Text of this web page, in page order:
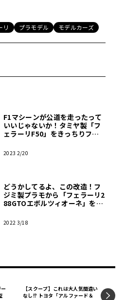
もの。その言葉通り、F50の車
ものだった。
～1992年のフェラーリF1のも
ジン（ティーポF130A）は、65°
）へと拡大したもので、最高出
る。これに組み合わされる変速
とミッション、そしてデフが一
結されるという基本構造が、ま
所以である。
コンポジット製で、前方にはラ
ューブラーサブフレームを配
は前後ともダブルウィッシュボ
側上部に置くプッシュロッド式
にF1であった。こうしたシャシ
要であった。そのため、オープ
リ プラモデル モデルカーズ
F1マシーンが公道を走ったって
いいじゃないか！タミヤ製「フ
ェラーリF50」をきっちりフィ
ズ】
2023 2/20
どうかしてるよ、この改造！フ
ジミ製プラモから「フェラーリ2
88GTOエボルツィオーネ」をセ
ズ】
2022 3/18
【スクープ】これは大人気間違い
なし!? トヨタ「アルファード＆